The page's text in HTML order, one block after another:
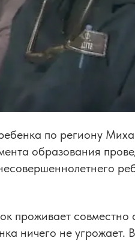
по региону
образования
проживает
ничего не угрожает.